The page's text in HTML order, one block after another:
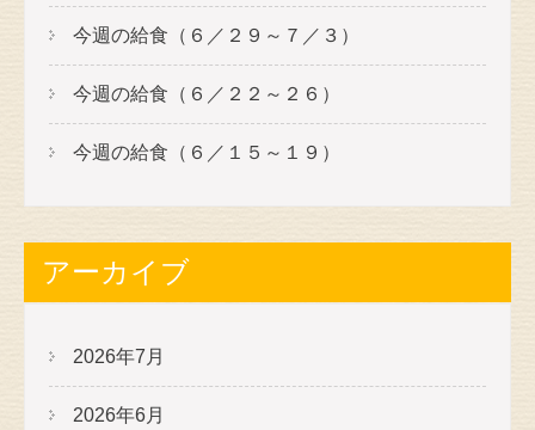
今週の給食（６／２９～７／３）
今週の給食（６／２２～２６）
今週の給食（６／１５～１９）
アーカイブ
2026年7月
2026年6月